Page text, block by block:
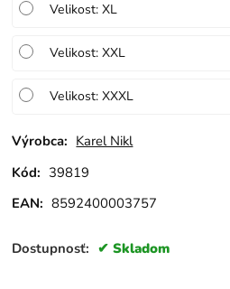
Velikost: XL
Velikost: XXL
Velikost: XXXL
Výrobca: Karel Nikl
Kód: 39819
EAN: 8592400003757
Dostupnosť: Skladom